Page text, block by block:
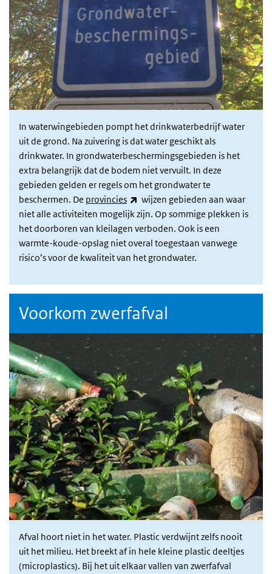
In waterwingebieden pompt het drinkwaterbedrijf water
uit de grond. Na zuivering is dat water geschikt als
drinkwater. In grondwaterbeschermingsgebieden is het
extra belangrijk dat de bodem niet vervuilt. In deze
gebieden gelden er regels om het grondwater te
beschermen. De provincies (externe link)
wijzen gebieden aan waar
niet alle activiteiten mogelijk zijn. Op sommige plekken is
het doorboren van kleilagen verboden. Ook is een
warmte-koude-opslag niet overal toegestaan vanwege
risico’s voor de kwaliteit van het grondwater.
Voorkom zwerfafval
Afval hoort niet in het water. Plastic verdwijnt zelfs nooit
uit het milieu. Het breekt af in hele kleine plastic deeltjes
(microplastics). Bij het uit elkaar vallen van zwerfafval